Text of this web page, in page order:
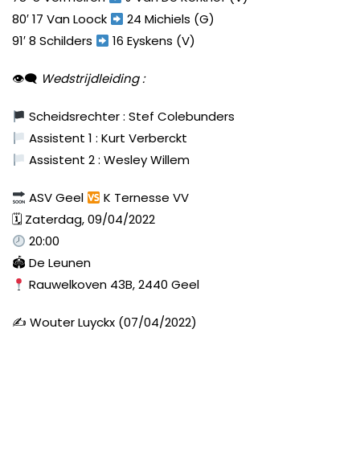
80′ 17 Van Loock
24 Michiels (G)
91′ 8 Schilders
16 Eyskens (V)
👁‍🗨 Wedstrijdleiding :
Scheidsrechter : Stef Colebunders
Assistent 1 : Kurt Verberckt
Assistent 2 : Wesley Willem
ASV Geel
K Ternesse VV
🗓 Zaterdag, 09/04/2022
20:00
🏟 De Leunen
Rauwelkoven 43B, 2440 Geel
✍️ Wouter Luyckx (07/04/2022)